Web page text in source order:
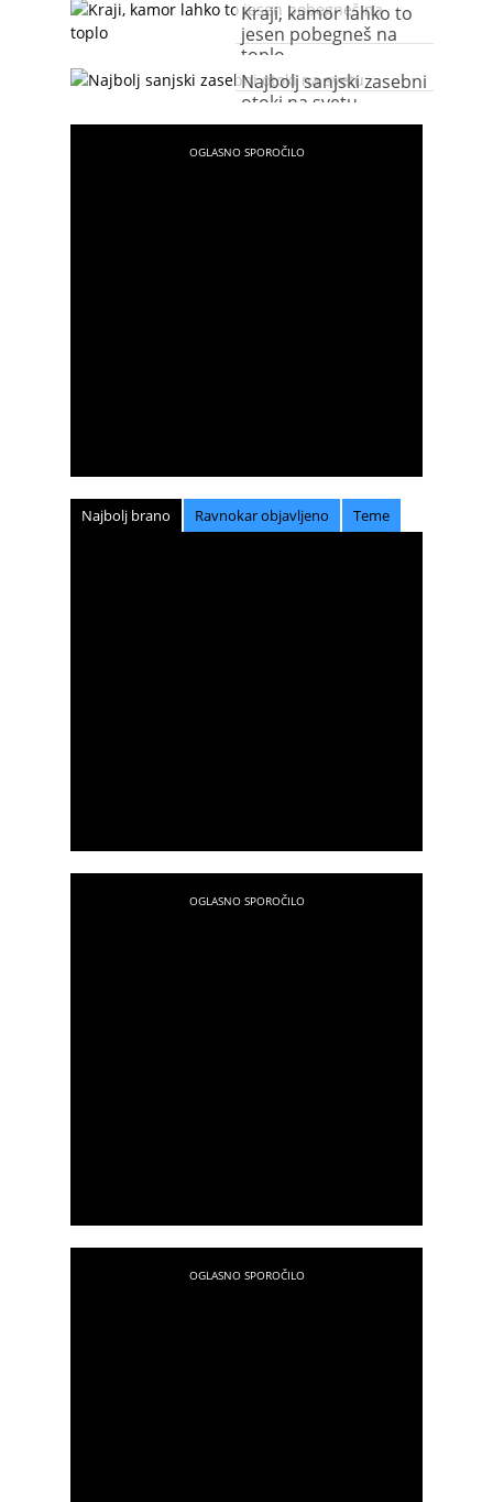
Kraji, kamor lahko to
jesen pobegneš na
toplo
Najbolj sanjski zasebni
otoki na svetu
Najbolj brano Ravnokar objavljeno Teme